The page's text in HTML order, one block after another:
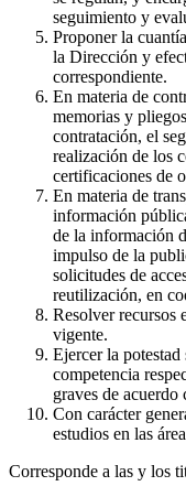
seguimiento y
Proponer la
la Dirección y
correspondiente.
En materia de
memorias y
contratación, el
realización de los
certificaciones de
En materia de
información
de la información
impulso de la
solicitudes de
reutilización, en
Resolver recursos
vigente.
Ejercer la potestad
competencia
graves de
Con carácter
estudios en las
Corresponde a las y los